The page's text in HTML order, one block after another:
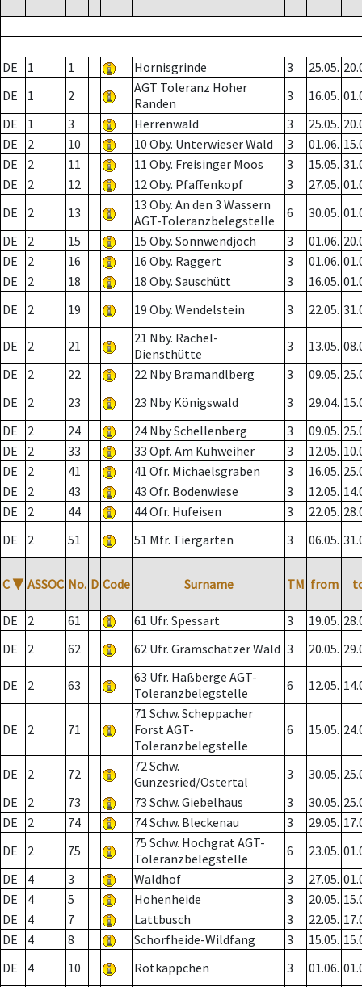
DE 1 1 Hornisgrinde 3 25.05.
DE
1 2
AGT Toleranz Hoher
Randen
3 16.05.
DE
1 3 Herrenwald 3 25.05.
DE
2 10 10 Oby. Unterwieser Wald 3 01.06.
DE
2 11 11 Oby. Freisinger Moos 3 15.05.
DE
2 12 12 Oby. Pfaffenkopf 3 27.05.
DE
2 13
13 Oby. An den 3 Wassern
AGT-Toleranzbelegstelle
6 30.05.
DE
2 15 15 Oby. Sonnwendjoch 3 01.06.
DE
2 16 16 Oby. Raggert 3 01.06.
DE
2 18 18 Oby. Sauschütt 3 16.05.
DE
2 19 19 Oby. Wendelstein 3 22.05.
DE 2 21
21 Nby. Rachel-
Diensthütte
3 13.05.
DE
2 22 22 Nby Bramandlberg 3 09.05.
DE
2 23 23 Nby Königswald 3 29.04.
DE
2 24 24 Nby Schellenberg 3 09.05.
DE
2 33 33 Opf. Am Kühweiher 3 12.05.
DE
2 41 41 Ofr. Michaelsgraben 3 16.05.
DE
2 43 43 Ofr. Bodenwiese 3 12.05.
DE
2 44 44 Ofr. Hufeisen 3 22.05.
DE
2 51 51 Mfr. Tiergarten 3 06.05.
C ▼ ASSOC No. D Code Surname TM from
DE 2 61 61 Ufr. Spessart 3 19.05.
DE
2 62 62 Ufr. Gramschatzer Wald 3 20.05.
DE 2 63
63 Ufr. Haßberge AGT-
Toleranzbelegstelle
6 12.05.
DE 2 71
71 Schw. Scheppacher
Forst AGT-
Toleranzbelegstelle
6 15.05.
DE 2 72
72 Schw.
Gunzesried/Ostertal
3 30.05.
DE
2 73 73 Schw. Giebelhaus 3 30.05.
DE
2 74 74 Schw. Bleckenau 3 29.05.
DE
2 75
75 Schw. Hochgrat AGT-
Toleranzbelegstelle
6 23.05.
DE
4 3 Waldhof 3 27.05.
DE
4 5 Hohenheide 3 20.05.
DE
4 7 Lattbusch 3 22.05.
DE
4 8 Schorfheide-Wildfang 3 15.05.
DE
4 10 Rotkäppchen 3 01.06.